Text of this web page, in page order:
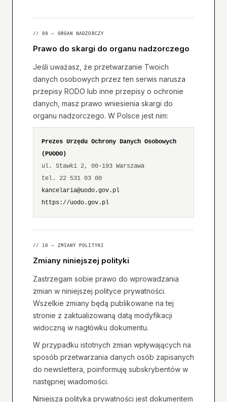
// 09 — ORGAN NADZORCZY
Prawo do skargi do organu nadzorczego
Jeśli uważasz, że przetwarzanie Twoich
danych osobowych przez ten serwis narusza
przepisy RODO lub inne przepisy o ochronie
danych, masz prawo wniesienia skargi do
organu nadzorczego. W Polsce jest nim:
Prezes Urzędu Ochrony Danych Osobowych
(PUODO)
ul. Stawki 2, 00-193 Warszawa
tel. 22 531 03 00
kancelaria@uodo.gov.pl
https://uodo.gov.pl
// 10 — ZMIANY POLITYKI
Zmiany niniejszej polityki
Zastrzegam sobie prawo do wprowadzania
zmian w niniejszej polityce prywatności.
Wszelkie zmiany będą publikowane na tej
stronie z zaktualizowaną datą modyfikacji
widoczną w nagłówku dokumentu.
W przypadku istotnych zmian wpływających na
sposób przetwarzania danych osób zapisanych
do newslettera, poinformuję subskrybentów w
następnej wiadomości.
Niniejsza polityka prywatności jest dokumentem